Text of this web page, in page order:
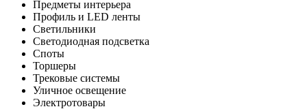
Предметы интерьера
Профиль и LED ленты
Светильники
Светодиодная подсветка
Споты
Торшеры
Трековые системы
Уличное освещение
Электротовары